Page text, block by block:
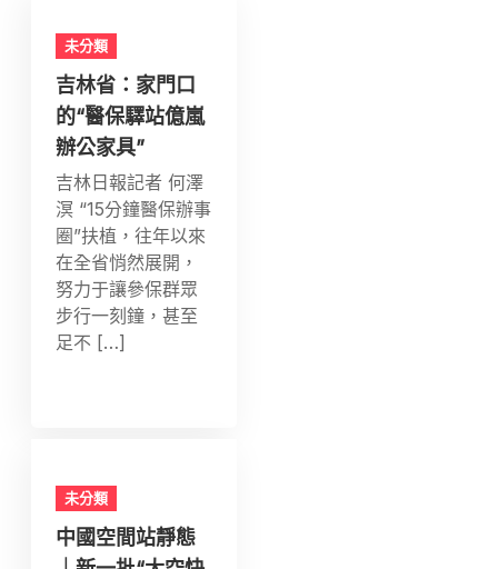
未分類
吉林省：家門口
的“醫保驛站億嵐
辦公家具”
吉林日報記者 何澤
溟 “15分鐘醫保辦事
圈”扶植，往年以來
在全省悄然展開，
努力于讓參保群眾
步行一刻鐘，甚至
足不 […]
未分類
中國空間站靜態